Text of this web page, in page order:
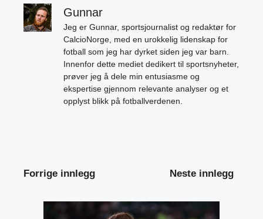
Gunnar
Jeg er Gunnar, sportsjournalist og redaktør for
CalcioNorge, med en urokkelig lidenskap for
fotball som jeg har dyrket siden jeg var barn.
Innenfor dette mediet dedikert til sportsnyheter,
prøver jeg å dele min entusiasme og
ekspertise gjennom relevante analyser og et
opplyst blikk på fotballverdenen.
Forrige innlegg Neste innlegg